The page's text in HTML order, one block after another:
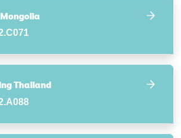
Thailand